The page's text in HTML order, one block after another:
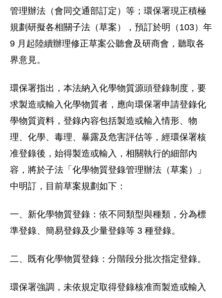
管理辦法（會同交通部訂定）等；環保署現正積極
規劃研擬各相關子法（草案），預訂於明（103）年
9 月起陸續辦理修正草案公聽會及研商會，聽取各
界意見。
環保署指出，本法納入化學物質源頭登錄制度，要
求製造或輸入化學物質者，應向環保署申請登錄化
學物質資料，登錄內容包括製造或輸入情形、物
理、化學、毒理、暴露及危害評估等，經環保署核
准登錄後，始得製造或輸入，相關執行的細部內
容，將於子法「化學物質登錄管理辦法（草案）」
中明訂，目前草案規劃如下：
一、新化學物質登錄：依不同類型與種類，分為標
準登錄、簡易登錄及少量登錄等 3 種登錄。
二、既有化學物質登錄：分階段分批次指定登錄。
環保署強調，未依規定取得登錄核准而製造或輸入